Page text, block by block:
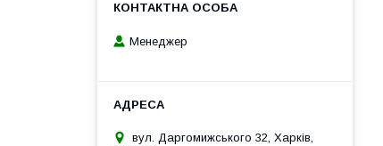
Менеджер
вул. Даргомижського 32, Харків,